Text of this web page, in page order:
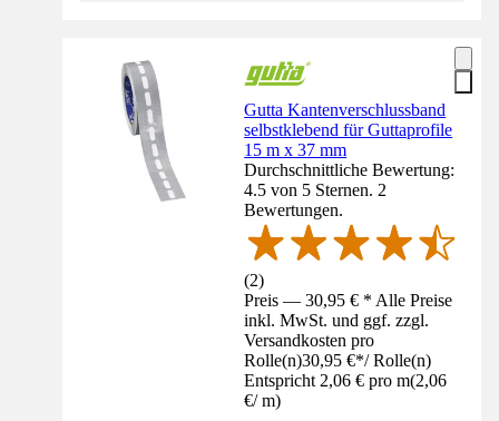
Gutta Kantenverschlussband
selbstklebend für Guttaprofile
15 m x 37 mm
Durchschnittliche Bewertung:
4.5 von 5 Sternen. 2
Bewertungen.
(2)
Preis — 30,95 € * Alle Preise
inkl. MwSt. und ggf. zzgl.
Versandkosten pro
Rolle(n)30,95 €*/ Rolle(n)
Entspricht 2,06 € pro m(2,06
€/ m)